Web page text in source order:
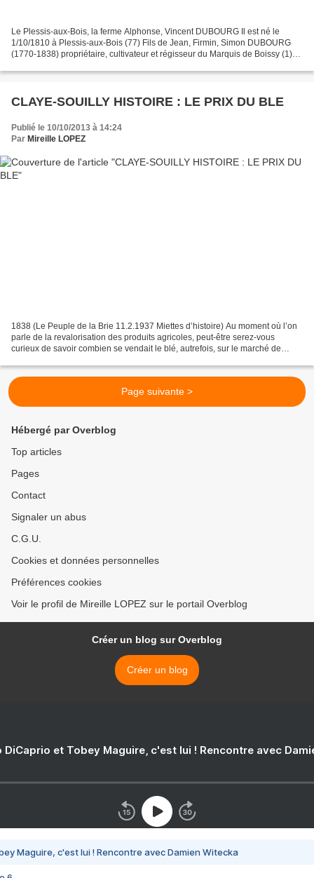
Le Plessis-aux-Bois, la ferme Alphonse, Vincent DUBOURG Il est né le
1/10/1810 à Plessis-aux-Bois (77) Fils de Jean, Firmin, Simon DUBOURG
(1770-1838) propriétaire, cultivateur et régisseur du Marquis de Boissy (1)
CLAYE-SOUILLY HISTOIRE : LE PRIX DU BLE
Publié le 10/10/2013 à 14:24
Par Mireille LOPEZ
1838 (Le Peuple de la Brie 11.2.1937 Miettes d’histoire) Au moment où l’on
parle de la revalorisation des produits agricoles, peut-être serez-vous
curieux de savoir combien se vendait le blé, autrefois, sur le marché de
Page suivante >
Hébergé par Overblog
Top articles
Pages
Contact
Signaler un abus
C.G.U.
Cookies et données personnelles
Préférences cookies
Voir le profil de Mireille LOPEZ sur le portail Overblog
Créer un blog sur Overblog
Créer un blog
DiCaprio et Tobey Maguire, c'est lui ! Rencontre avec
Maguire, c'est lui ! Rencontre avec Damien Witecka